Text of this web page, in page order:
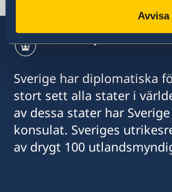
Avvisa
Sverige har diplomatiska
stort sett alla stater i
av dessa stater har
konsulat. Sveriges
av drygt 100